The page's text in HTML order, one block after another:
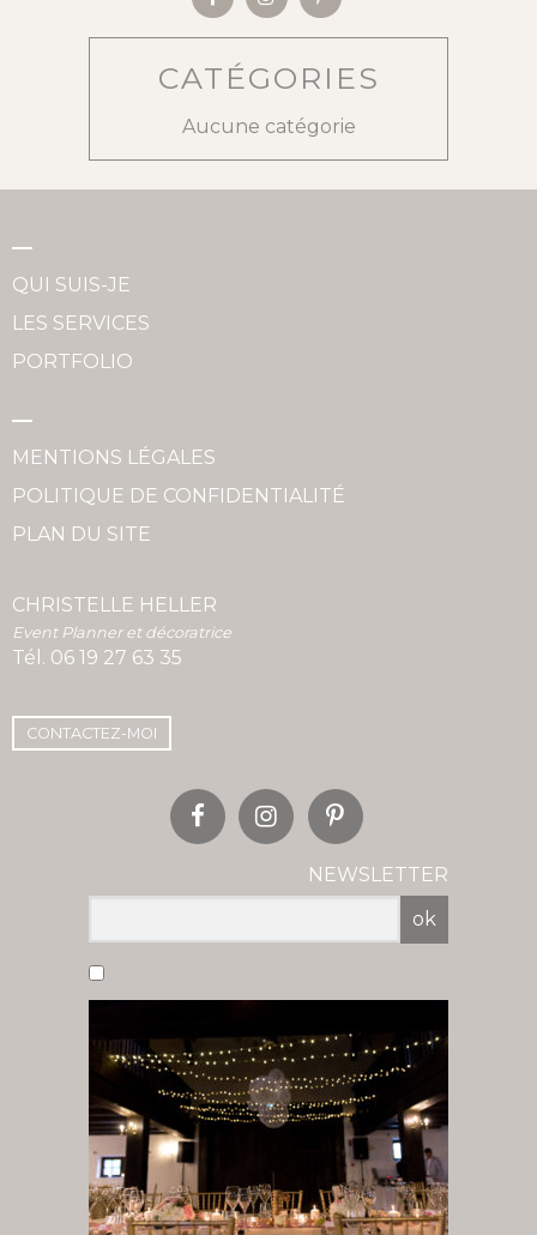
CATÉGORIES
Aucune catégorie
QUI SUIS-JE
LES SERVICES
PORTFOLIO
MENTIONS LÉGALES
POLITIQUE DE CONFIDENTIALITÉ
PLAN DU SITE
CHRISTELLE HELLER
Event Planner et décoratrice
Tél. 06 19 27 63 35
CONTACTEZ-MOI
NEWSLETTER
ok